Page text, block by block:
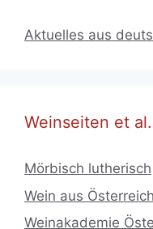
Aktuelles aus
Weinseiten et al.
Mörbisch lutherisch
Wein aus Österreich
Weinakademie